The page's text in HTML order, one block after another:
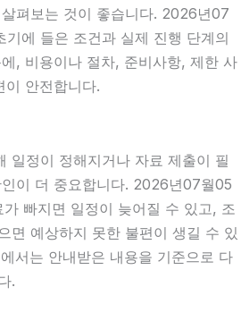
펴보는 것이 좋습니다. 2026년07
에 들은 조건과 실제 진행 단계의
, 비용이나 절차, 준비사항, 제한 사
이 안전합니다.
일정이 정해지거나 자료 제출이 필
이 더 중요합니다. 2026년07월05
빠지면 일정이 늦어질 수 있고, 조
면 예상하지 못한 불편이 생길 수 있
서는 안내받은 내용을 기준으로 다
.